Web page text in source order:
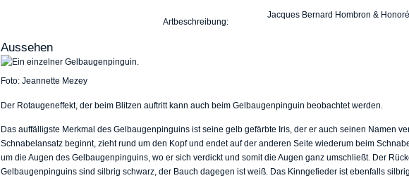
Artbeschreibung:
Jacques Bernard Hombron &
Aussehen
Foto: Jeannette Mezey
Der Rotaugeneffekt, der beim Blitzen auftritt kann auch beim Gelbaugenpinguin beobachtet werden.
Das auffälligste Merkmal des Gelbaugenpinguins ist seine gelb gefärbte Iris, der er auch seinen Namen
Schnabelansatz beginnt, zieht rund um den Kopf und endet auf der anderen Seite wiederum beim
um die Augen des Gelbaugenpinguins, wo er sich verdickt und somit die Augen ganz umschließt. Der
Gelbaugenpinguins sind silbrig schwarz, der Bauch dagegen ist weiß. Das Kinngefieder ist ebenfalls